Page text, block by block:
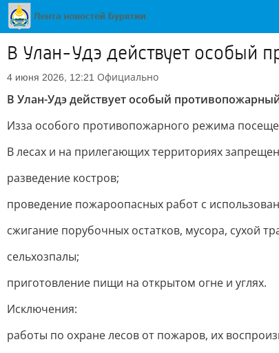
В Улан-Удэ действует особый
4 июня 2026, 12:21 Официально
В Улан-Удэ действует особый
Изза особого противопожарного режима
В лесах и на прилегающих территориях
разведение костров;
проведение пожароопасных работ с
сжигание порубочных остатков, мусора, сухой
сельхозпалы;
приготовление пищи на открытом огне и углях.
Исключения:
работы по охране лесов от пожаров, их